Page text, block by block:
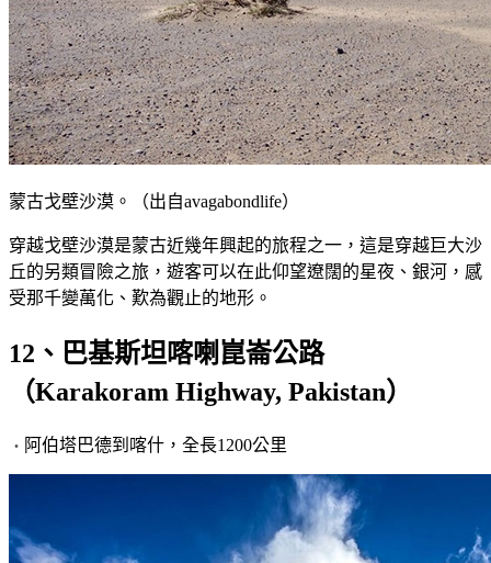
蒙古戈壁沙漠。（出自avagabondlife）
穿越戈壁沙漠是蒙古近幾年興起的旅程之一，這是穿越巨大沙
丘的另類冒險之旅，遊客可以在此仰望遼闊的星夜、銀河，感
受那千變萬化、歎為觀止的地形。
12、巴基斯坦喀喇崑崙公路
（Karakoram Highway, Pakistan）
・ 阿伯塔巴德到喀什，全長1200公里